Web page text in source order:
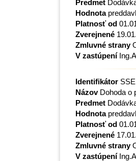
Predmet
Hodnota
Platnosť od
Zverejnené
Zmluvné strany
V zastúpení
Identifikátor
NázovDohoda o
Predmet
Hodnota
Platnosť od
Zverejnené
Zmluvné strany
V zastúpení